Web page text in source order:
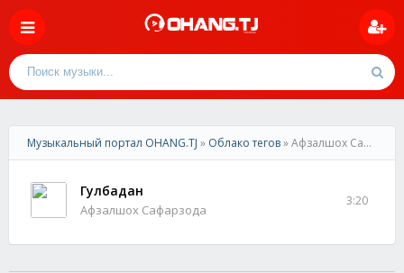
Музыкальный портал OHANG.TJ » Облако тегов» Афзалшох Сафарзода
Гулбадан
Афзалшох Сафарзода
3:20